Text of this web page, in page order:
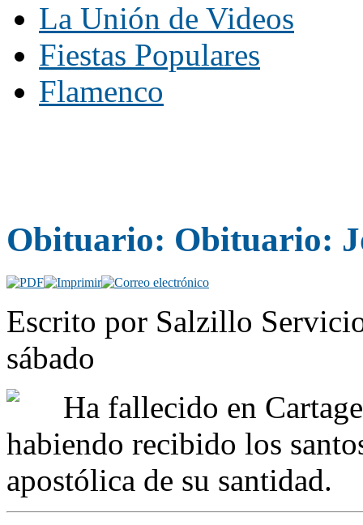
La Unión de Videos
Fiestas Populares
Flamenco
Obituario: Obituario:
Escrito por Salzillo
sábado
Ha fallecido en
habiendo recibido los
apostólica de su santidad.